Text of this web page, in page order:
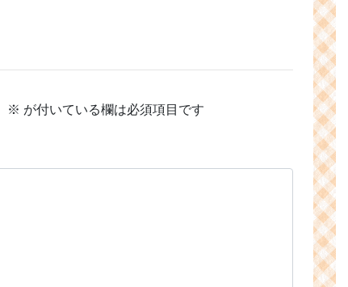
※ が付いている欄は必須項目です